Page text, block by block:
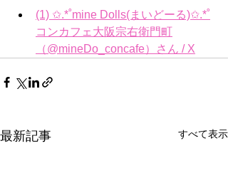
(1) ✩.*˚mine Dolls(まいどーる)✩.*˚
コンカフェ大阪宗右衛門町
（@mineDo_concafe）さん / X
最新記事 すべて表示